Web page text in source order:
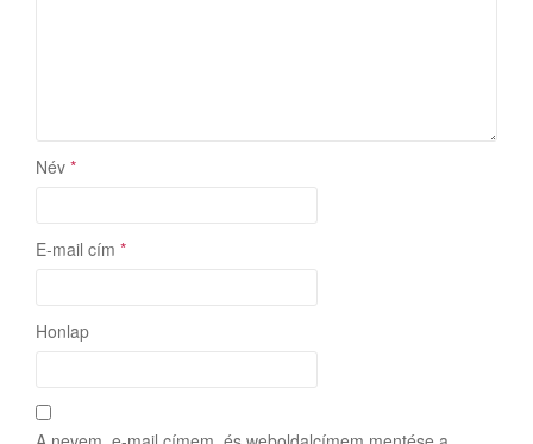
Név *
E-mail cím *
Honlap